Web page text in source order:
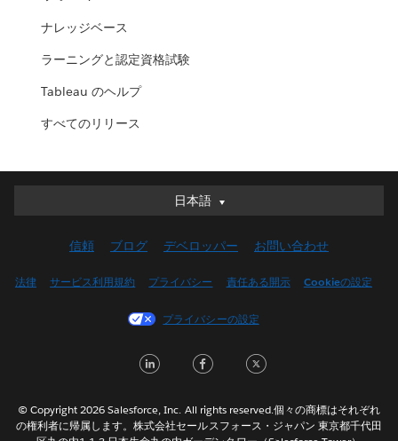
ナレッジベース
ラーニングと認定資格試験
Tableau のヘルプ
すべてのリリース
日本語
日本語
English (UK)
Français (Canada)
Italiano
Nederlands
信頼 ブログ デベロッパー お問い合わせ
法律 サービス利用規約 プライバシー 責任ある開示 Cookieの設定
プライバシーの設定
LinkedInFacebook
© Copyright 2026 Salesforce, Inc. All rights reserved.個々の商標はそれぞれ
の権利者に帰属します。株式会社セールスフォース・ジャパン 東京都千代田